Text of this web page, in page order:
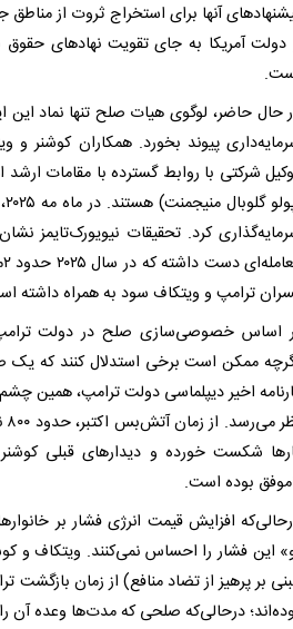
آنها برای استخراج ثروت از
دولت آمریکا به جای تقویت نهادهای حقوق
حال حاضر، لوگوی هیات صلح تنها نماد
پیوند بخورد. همکاران کوشنر و
شرکتی با روابط گسترده با مقامات
کرد. تحقیقات نیویورک‌تایمز
ترامپ و ویتکاف سود به همراه داشته
اساس خصوصی‌سازی صلح در دولت ترامپ،
ممکن است برخی استدلال کنند که یک
اخیر دیپلماسی دولت ترامپ، همین
شکست خورده و دیدارهای قبلی کوشنر
بوده است.
افزایش قیمت انرژی فشار بر
بر پرهیز از تضاد منافع) از زمان
درحالی‌که صلحی که مدت‌ها وعده آن